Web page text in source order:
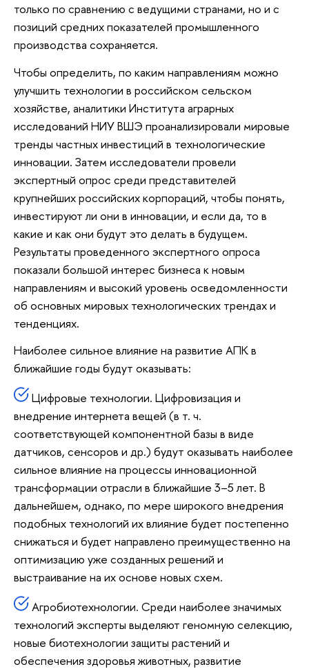
только по сравнению с ведущими странами, но и с
позиций средних показателей промышленного
производства сохраняется.
Чтобы определить, по каким направлениям можно
улучшить технологии в российском сельском
хозяйстве, аналитики Института аграрных
исследований НИУ ВШЭ проанализировали мировые
тренды частных инвестиций в технологические
инновации. Затем исследователи провели
экспертный опрос среди представителей
крупнейших российских корпораций, чтобы понять,
инвестируют ли они в инновации, и если да, то в
какие и как они будут это делать в будущем.
Результаты проведенного экспертного опроса
показали большой интерес бизнеса к новым
направлениям и высокий уровень осведомленности
об основных мировых технологических трендах и
тенденциях.
Наиболее сильное влияние на развитие АПК в
ближайшие годы будут оказывать:
Цифровые технологии. Цифровизация и
внедрение интернета вещей (в т. ч.
соответствующей компонентной базы в виде
датчиков, сенсоров и др.) будут оказывать наиболее
сильное влияние на процессы инновационной
трансформации отрасли в ближайшие 3–5 лет. В
дальнейшем, однако, по мере широкого внедрения
подобных технологий их влияние будет постепенно
снижаться и будет направлено преимущественно на
оптимизацию уже созданных решений и
выстраивание на их основе новых схем.
Агробиотехнологии. Среди наиболее значимых
технологий эксперты выделяют геномную селекцию,
новые биотехнологии защиты растений и
обеспечения здоровья животных, развитие